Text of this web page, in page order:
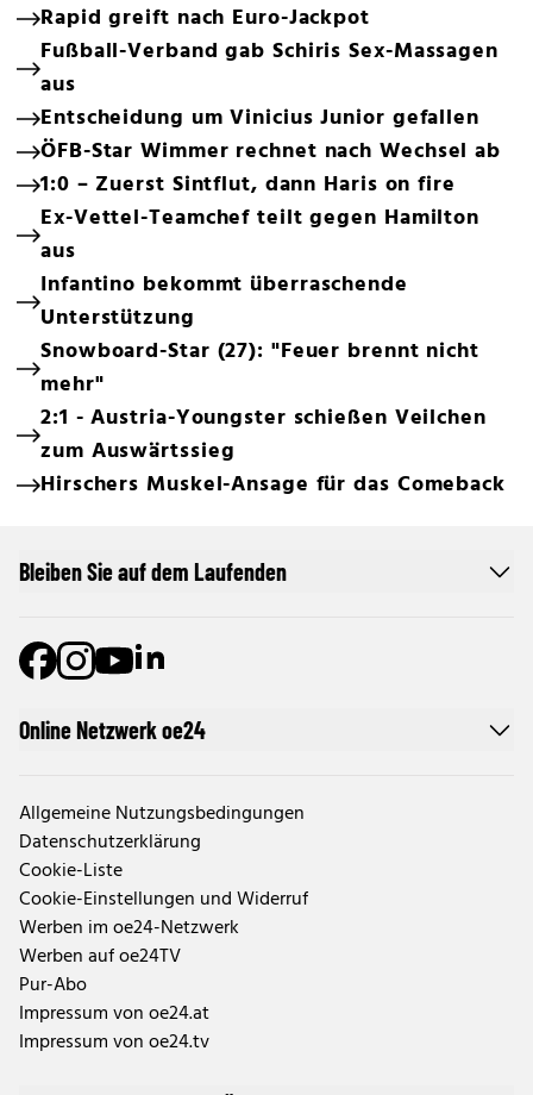
Rapid greift nach Euro-Jackpot
Fußball-Verband gab Schiris Sex-Massagen
aus
Entscheidung um Vinicius Junior gefallen
ÖFB-Star Wimmer rechnet nach Wechsel ab
1:0 – Zuerst Sintflut, dann Haris on fire
Ex-Vettel-Teamchef teilt gegen Hamilton
aus
Infantino bekommt überraschende
Unterstützung
Snowboard-Star (27): "Feuer brennt nicht
mehr"
2:1 - Austria-Youngster schießen Veilchen
zum Auswärtssieg
Hirschers Muskel-Ansage für das Comeback
Online Netzwerk oe24
Allgemeine Nutzungsbedingungen
Datenschutzerklärung
Cookie-Liste
Cookie-Einstellungen und Widerruf
Werben im oe24-Netzwerk
Werben auf oe24TV
Pur-Abo
Impressum von oe24.at
Impressum von oe24.tv
Bleiben Sie auf dem Laufenden